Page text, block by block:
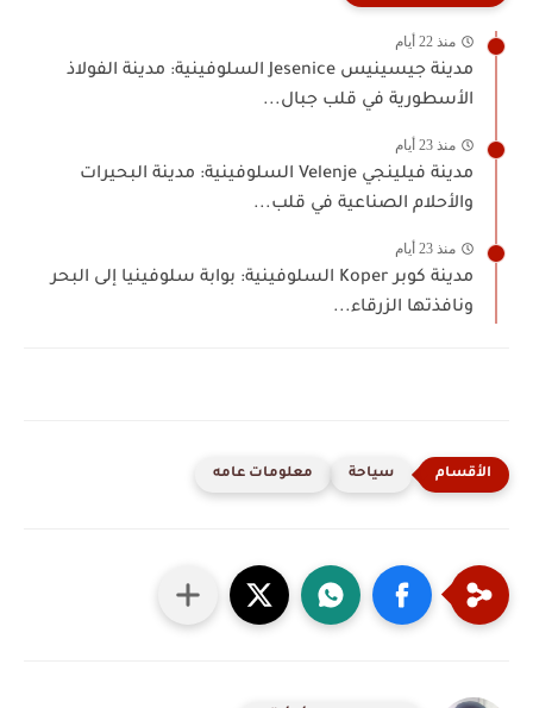
منذ 22 أيام
مدينة جيسينيس Jesenice السلوفينية: مدينة الفولاذ
الأسطورية في قلب جبال...
منذ 23 أيام
مدينة فيلينجي Velenje السلوفينية: مدينة البحيرات
والأحلام الصناعية في قلب...
منذ 23 أيام
مدينة كوبر Koper السلوفينية: بوابة سلوفينيا إلى البحر
ونافذتها الزرقاء...
سياحة معلومات عامه